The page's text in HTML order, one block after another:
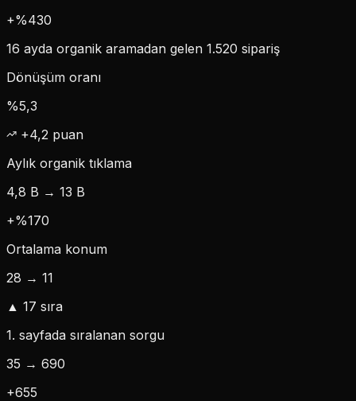
+%430
16 ayda organik aramadan gelen 1.520 sipariş
Dönüşüm oranı
%5,3
+4,2 puan
Aylık organik tıklama
4,8 B → 13 B
+%170
Ortalama konum
28 → 11
▲ 17 sıra
1. sayfada sıralanan sorgu
35 → 690
+655